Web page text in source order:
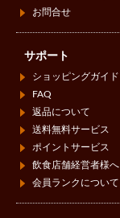
お問合せ
サポート
ショッピングガイド
FAQ
返品について
送料無料サービス
ポイントサービス
飲食店舗経営者様へ
会員ランクについて